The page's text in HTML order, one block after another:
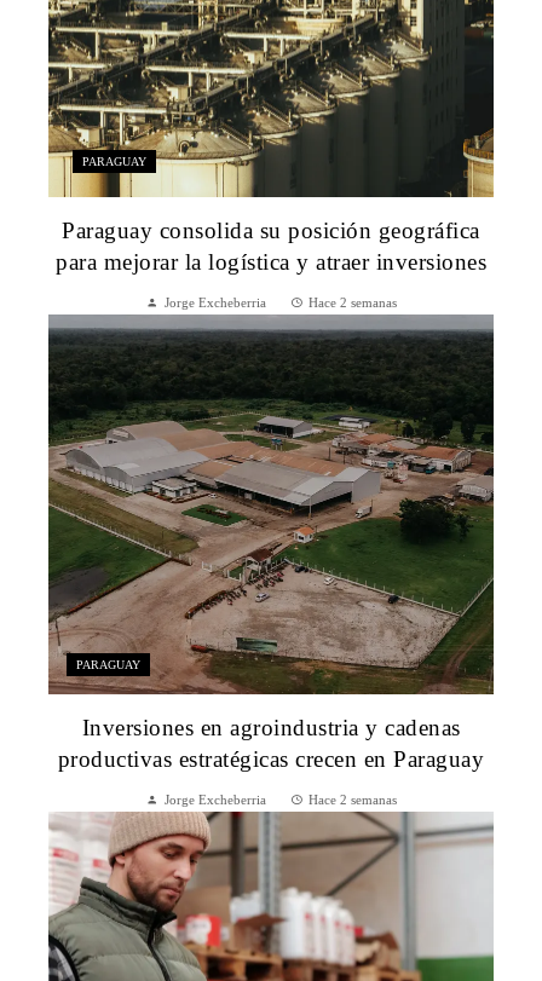
PARAGUAY
Paraguay consolida su posición geográfica
para mejorar la logística y atraer inversiones
Jorge Excheberria Hace 2 semanas
PARAGUAY
Inversiones en agroindustria y cadenas
productivas estratégicas crecen en Paraguay
Jorge Excheberria Hace 2 semanas